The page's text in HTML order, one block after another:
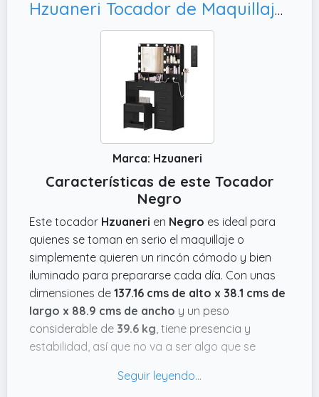
Hzuaneri Tocador de Maquillaje con 10 Globos de Luz LED, Negro DT39006XEU
Marca: Hzuaneri
Características de este Tocador
Negro
Este tocador Hzuaneri en Negro es ideal para
quienes se toman en serio el maquillaje o
simplemente quieren un rincón cómodo y bien
iluminado para prepararse cada día. Con unas
dimensiones de 137.16 cms de alto x 38.1 cms de
largo x 88.9 cms de ancho y un peso
considerable de 39.6 kg , tiene presencia y
estabilidad, así que no va a ser algo que se
trae un espejo con 10 bombillas LED y tres